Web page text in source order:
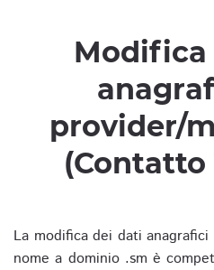
provider/
(Contatto
La modifica dei dati anagrafici
nome a dominio .sm è